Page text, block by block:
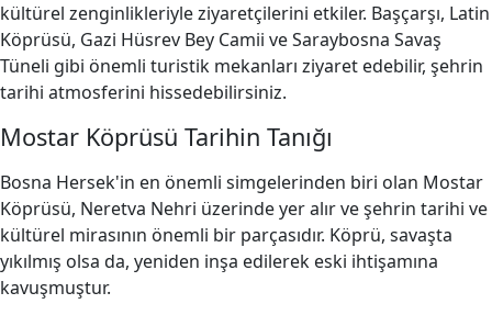
kültürel zenginlikleriyle ziyaretçilerini etkiler. Başçarşı, Latin
Köprüsü, Gazi Hüsrev Bey Camii ve Saraybosna Savaş
Tüneli gibi önemli turistik mekanları ziyaret edebilir, şehrin
tarihi atmosferini hissedebilirsiniz.
Mostar Köprüsü Tarihin Tanığı
Bosna Hersek'in en önemli simgelerinden biri olan Mostar
Köprüsü, Neretva Nehri üzerinde yer alır ve şehrin tarihi ve
kültürel mirasının önemli bir parçasıdır. Köprü, savaşta
yıkılmış olsa da, yeniden inşa edilerek eski ihtişamına
kavuşmuştur.